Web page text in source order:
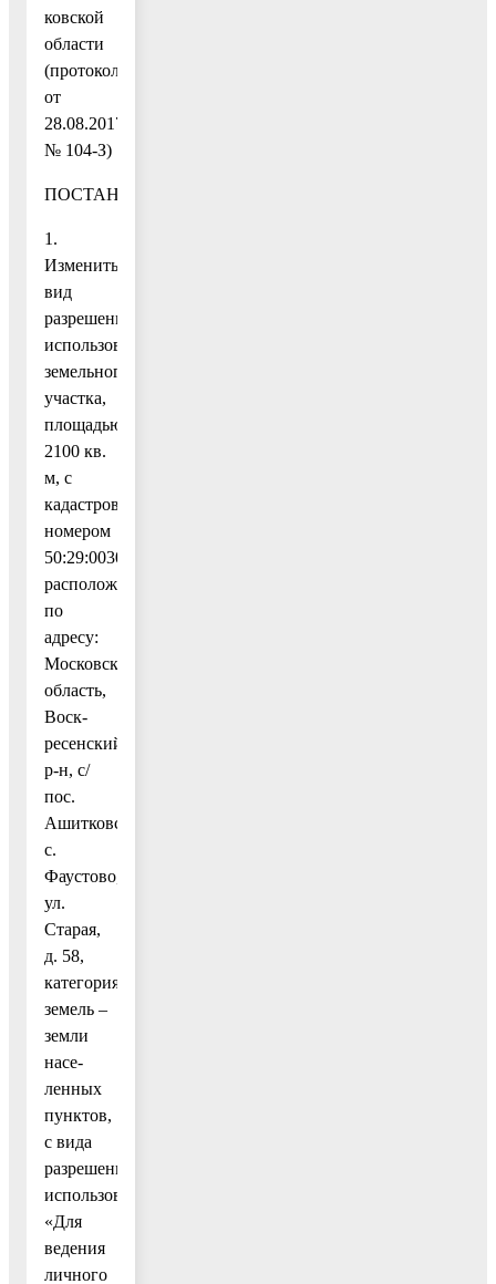
ковской
области
(протокол
от
28.08.2017
№ 104-З)
ПОСТАНОВЛЯЮ:
1.
Изменить
вид
разрешенного
использования
земельного
участка,
площадью
2100 кв.
м, с
кадастровым
номером
50:29:0030302:495,
расположенного
по
адресу:
Московская
область,
Воск-
ресенский
р-н, с/
пос.
Ашитковское,
с.
Фаустово,
ул.
Старая,
д. 58,
категория
земель –
земли
насе-
ленных
пунктов,
с вида
разрешенного
использования
«Для
ведения
личного